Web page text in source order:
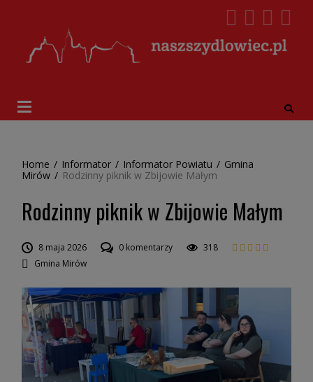
Home / Informator / Informator Powiatu / Gmina
Mirów / Rodzinny piknik w Zbijowie Małym
Rodzinny piknik w Zbijowie Małym
8 maja 2026 0 komentarzy
318
Gmina Mirów